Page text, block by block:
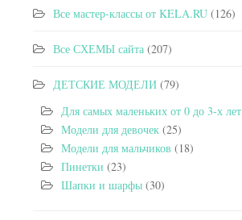
Все мастер-классы от KELA.RU (126)
Все СХЕМЫ сайта (207)
ДЕТСКИЕ МОДЕЛИ (79)
Для самых маленьких от 0 до 3-х лет
Модели для девочек (25)
Модели для мальчиков (18)
Пинетки (23)
Шапки и шарфы (30)